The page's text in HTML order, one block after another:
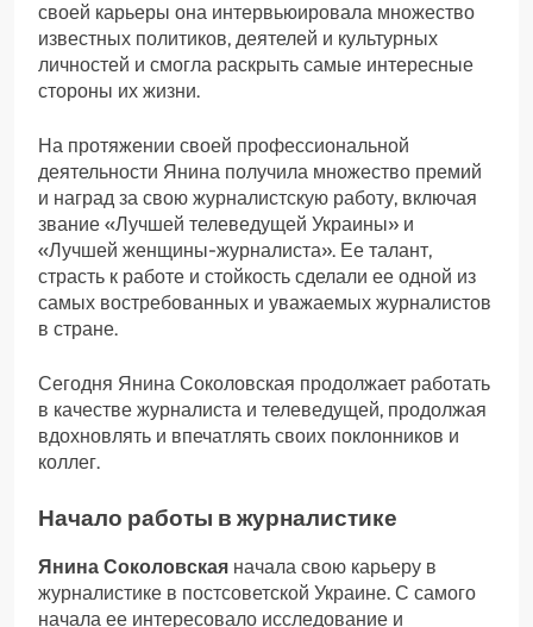
своей карьеры она интервьюировала множество
известных политиков, деятелей и культурных
личностей и смогла раскрыть самые интересные
стороны их жизни.
На протяжении своей профессиональной
деятельности Янина получила множество премий
и наград за свою журналистскую работу, включая
звание «Лучшей телеведущей Украины» и
«Лучшей женщины-журналиста». Ее талант,
страсть к работе и стойкость сделали ее одной из
самых востребованных и уважаемых журналистов
в стране.
Сегодня Янина Соколовская продолжает работать
в качестве журналиста и телеведущей, продолжая
вдохновлять и впечатлять своих поклонников и
коллег.
Начало работы в журналистике
Янина Соколовская начала свою карьеру в
журналистике в постсоветской Украине. С самого
начала ее интересовало исследование и